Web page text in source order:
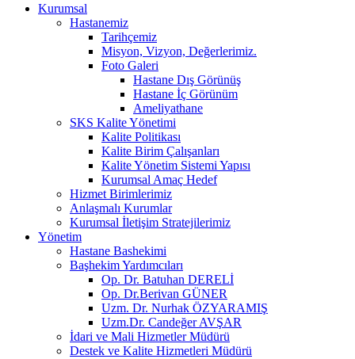
Kurumsal
Hastanemiz
Tarihçemiz
Misyon, Vizyon, Değerlerimiz.
Foto Galeri
Hastane Dış Görünüş
Hastane İç Görünüm
Ameliyathane
SKS Kalite Yönetimi
Kalite Politikası
Kalite Birim Çalışanları
Kalite Yönetim Sistemi Yapısı
Kurumsal Amaç Hedef
Hizmet Birimlerimiz
Anlaşmalı Kurumlar
Kurumsal İletişim Stratejilerimiz
Yönetim
Hastane Bashekimi
Başhekim Yardımcıları
Op. Dr. Batuhan DERELİ
Op. Dr.Berivan GÜNER
Uzm. Dr. Nurhak ÖZYARAMIŞ
Uzm.Dr. Candeğer AVŞAR
İdari ve Mali Hizmetler Müdürü
Destek ve Kalite Hizmetleri Müdürü